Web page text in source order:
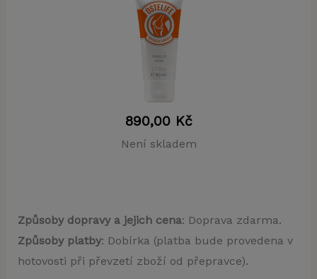
890,00 Kč
Není skladem
Způsoby dopravy a jejich cena: Doprava zdarma.
Způsoby platby: Dobírka (platba bude provedena v
hotovosti při převzetí zboží od přepravce).